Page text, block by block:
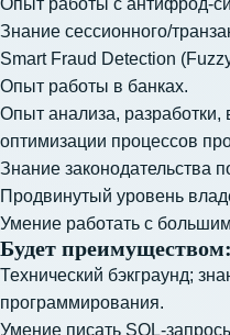
Опыт работы с антифрод-
Знание сессионного/
Smart Fraud Detection
Опыт работы в банках.
Опыт анализа,
оптимизации процессов
Знание законодательства
Продвинутый уровень
Умение работать с
Будет преимуществом:
Технический бэкграунд;
программирования.
Умение писать SQL-